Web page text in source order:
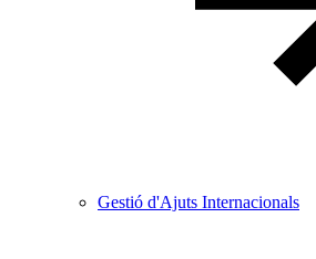
Gestió d'Ajuts Internacionals